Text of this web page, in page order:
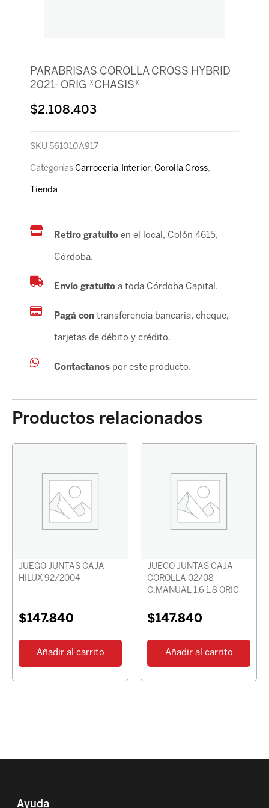
PARABRISAS COROLLA CROSS HYBRID
2021- ORIG *CHASIS*
$2.108.403
SKU 561010A917
Categorías Carrocería-Interior, Corolla Cross,
Tienda
Retiro gratuito en el local, Colón 4615,
Córdoba.
Envío gratuitoa toda Córdoba Capital.
Pagá contransferencia bancaria, cheque,
tarjetas de débito y crédito.
Contactanospor este producto.
Productos relacionados
JUEGO JUNTAS CAJA
HILUX 92/2004
$147.840
Añadir al carrito
JUEGO JUNTAS CAJA
COROLLA 02/08
C.MANUAL 1.6 1.8 ORIG
$147.840
Añadir al carrito
Ayuda